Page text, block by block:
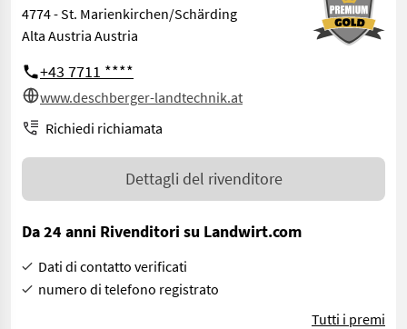
4774 - St. Marienkirchen/Schärding
Alta Austria Austria
+43 7711 ****
www.deschberger-landtechnik.at
Richiedi richiamata
Dettagli del rivenditore
Da 24 anni Rivenditori su Landwirt.com
Dati di contatto verificati
numero di telefono registrato
Tutti i premi